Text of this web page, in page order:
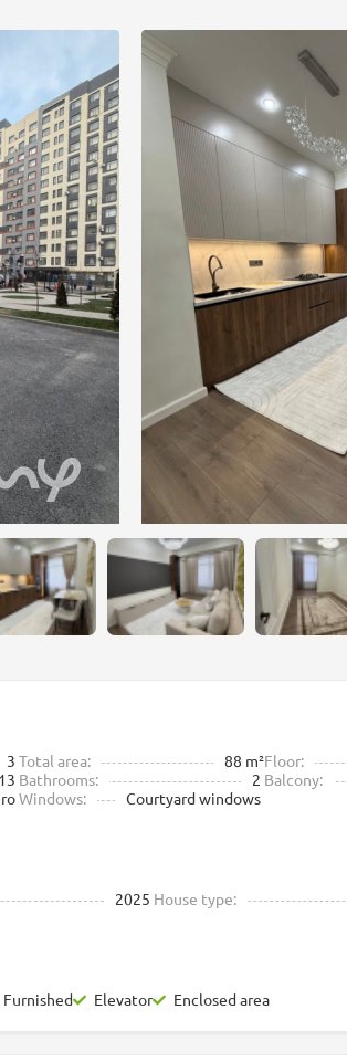
3 Total area: 88 m²Floor:
13 Bathrooms: 2 Balcony:
Windows: Courtyard windows
2025 House type:
Furnished Elevator Enclosed area